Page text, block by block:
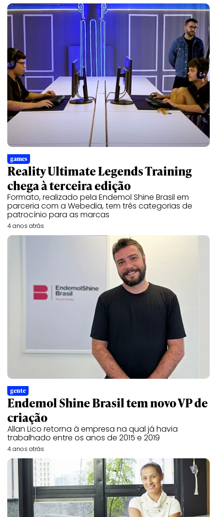
games
Reality Ultimate Legends Training
chega à terceira edição
Formato, realizado pela Endemol Shine Brasil em
parceria com a Webedia, tem três categorias de
patrocínio para as marcas
4 anos atrás
gente
Endemol Shine Brasil tem novo VP de
criação
Allan Lico retorna à empresa na qual já havia
trabalhado entre os anos de 2015 e 2019
4 anos atrás